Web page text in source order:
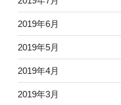
2019年6月
2019年5月
2019年4月
2019年3月